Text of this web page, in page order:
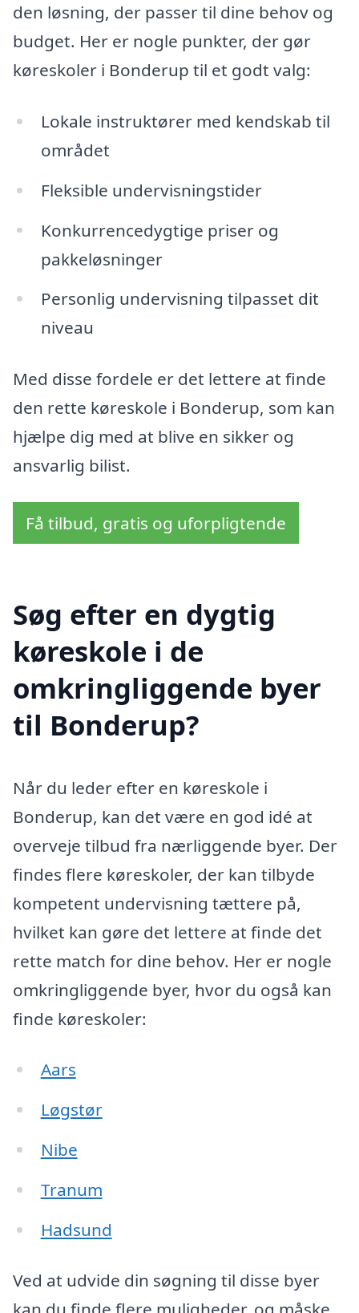
den løsning, der passer til dine behov og
budget. Her er nogle punkter, der gør
køreskoler i Bonderup til et godt valg:
Lokale instruktører med kendskab til
området
Fleksible undervisningstider
Konkurrencedygtige priser og
pakkeløsninger
Personlig undervisning tilpasset dit
niveau
Med disse fordele er det lettere at finde
den rette køreskole i Bonderup, som kan
hjælpe dig med at blive en sikker og
ansvarlig bilist.
Få tilbud, gratis og uforpligtende
Søg efter en dygtig
køreskole i de
omkringliggende byer
til Bonderup?
Når du leder efter en køreskole i
Bonderup, kan det være en god idé at
overveje tilbud fra nærliggende byer. Der
findes flere køreskoler, der kan tilbyde
kompetent undervisning tættere på,
hvilket kan gøre det lettere at finde det
rette match for dine behov. Her er nogle
omkringliggende byer, hvor du også kan
finde køreskoler:
Aars
Løgstør
Nibe
Tranum
Hadsund
Ved at udvide din søgning til disse byer